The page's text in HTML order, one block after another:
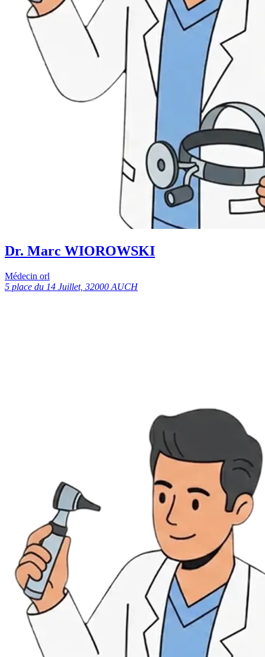
Dr. Marc WIOROWSKI
Médecin orl
5 place du 14 Juillet, 32000 AUCH